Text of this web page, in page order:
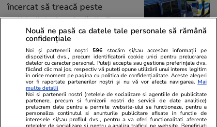
încercat să treacă peste
polițiștii de frontieră din Ruse
cu mastodontul
Știri România 28 iul.
Și Ileana, soţia lui Gradu Cîrpaci,
a fost predată autorităţilor din
Germania. Cuplul ar fi obligat
Nouă ne pasă ca datele tale personale să rămână
confidențiale
Noi și partenerii noștri 596 stocăm și/sau accesăm informații pe
dispozitivul dvs., precum identificatorii cookie unici pentru prelucrarea
datelor cu caracter personal. Puteți accepta sau gestiona preferințele dvs.
făcând clic mai jos, respectiv vă puteți opune utilizării unui interes legitim
în orice moment pe pagina cu politica de confidențialitate. Aceste alegeri
vor fi raportate partenerilor noștri și nu vă vor afecta navigarea. Mai
multe detalii
Noi si partenerii nostri (retelele de socializare si agentiile de publicitate
partenere, precum si furnizorii nostri de servicii de date analitice)
prelucram date pentru a permite website-ului sa functioneze, pentru a
personaliza continutul si anunturile publicitare afisate in functie de
interesele si/sau profilul dvs., pentru a va oferi functionalitati aferente